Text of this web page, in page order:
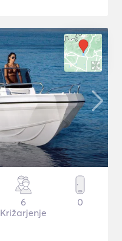
6
Križarjenje
0